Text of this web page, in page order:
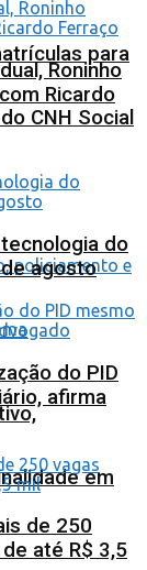
para
CNH Social
em
Roninho
Ricardo
do
agosto
do PID
afirma
de 250
até R$ 3,5